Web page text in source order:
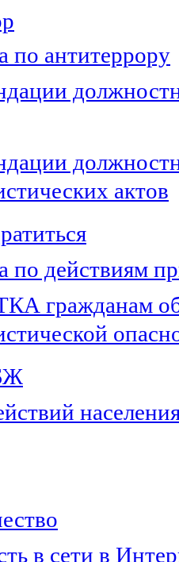
по антитеррору
актов
по действиям
гражданам об
в сети в